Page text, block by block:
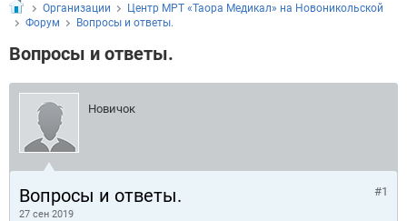
Организации
Центр МРТ «Таора Медикал» на Новоникольской
Форум
Вопросы и ответы.
Вопросы и ответы.
Новичок
Вопросы и ответы.
27 сен 2019
#1